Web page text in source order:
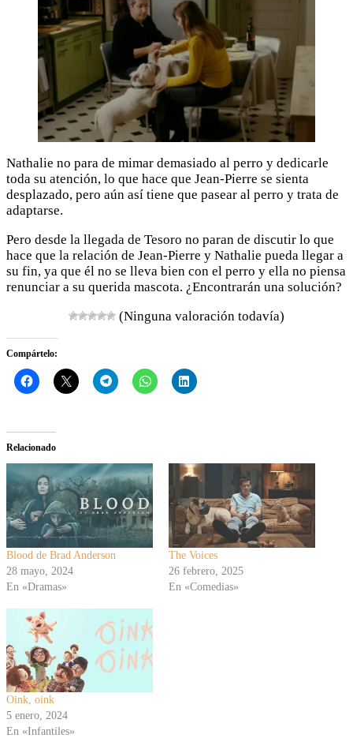
Nathalie no para de mimar demasiado al perro y dedicarle
toda su atención, lo que hace que Jean-Pierre se sienta
desplazado, pero aún así tiene que pasear al perro y trata de
adaptarse.
Pero desde la llegada de Tesoro no paran de discutir lo que
hace que la relación de Jean-Pierre y Nathalie pueda llegar a
su fin, ya que él no se lleva bien con el perro y ella no piensa
renunciar a su querida mascota. ¿Encontrarán una solución?
(Ninguna valoración todavía)
Compártelo:
Relacionado
Blood de Brad Anderson
28 mayo, 2024
En «Dramas»
The Voices
26 febrero, 2025
En «Comedias»
Oink, oink
5 enero, 2024
En «Infantiles»